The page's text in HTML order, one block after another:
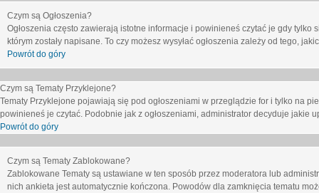
Czym są Ogłoszenia?
Ogłoszenia często zawierają istotne informacje i powinieneś czytać je gdy
którym zostały napisane. To czy możesz wysyłać ogłoszenia zależy od tego,
Powrót do góry
Czym są Tematy Przyklejone?
Tematy Przyklejone pojawiają się pod ogłoszeniami w przeglądzie for i tylko na
powinieneś je czytać. Podobnie jak z ogłoszeniami, administrator decyduje
Powrót do góry
Czym są Tematy Zablokowane?
Zablokowane Tematy są ustawiane w ten sposób przez moderatora lub
nich ankieta jest automatycznie kończona. Powodów dla zamknięcia tematu